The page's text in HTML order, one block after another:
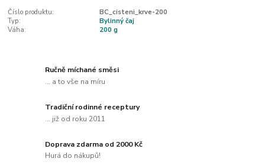
Číslo produktu:
BC_cisteni_krve-200
Typ:
Bylinný čaj
Váha:
200 g
Ručně míchané směsi
... a to vše na míru
Tradiční rodinné receptury
... již od roku 2011
Doprava zdarma od 2000 Kč
Hurá do nákupů!